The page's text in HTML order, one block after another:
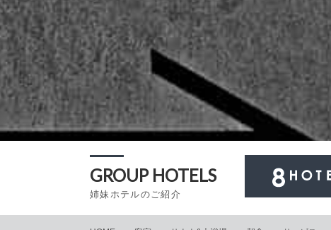
GROUP HOTELS
姉妹ホテルのご紹介